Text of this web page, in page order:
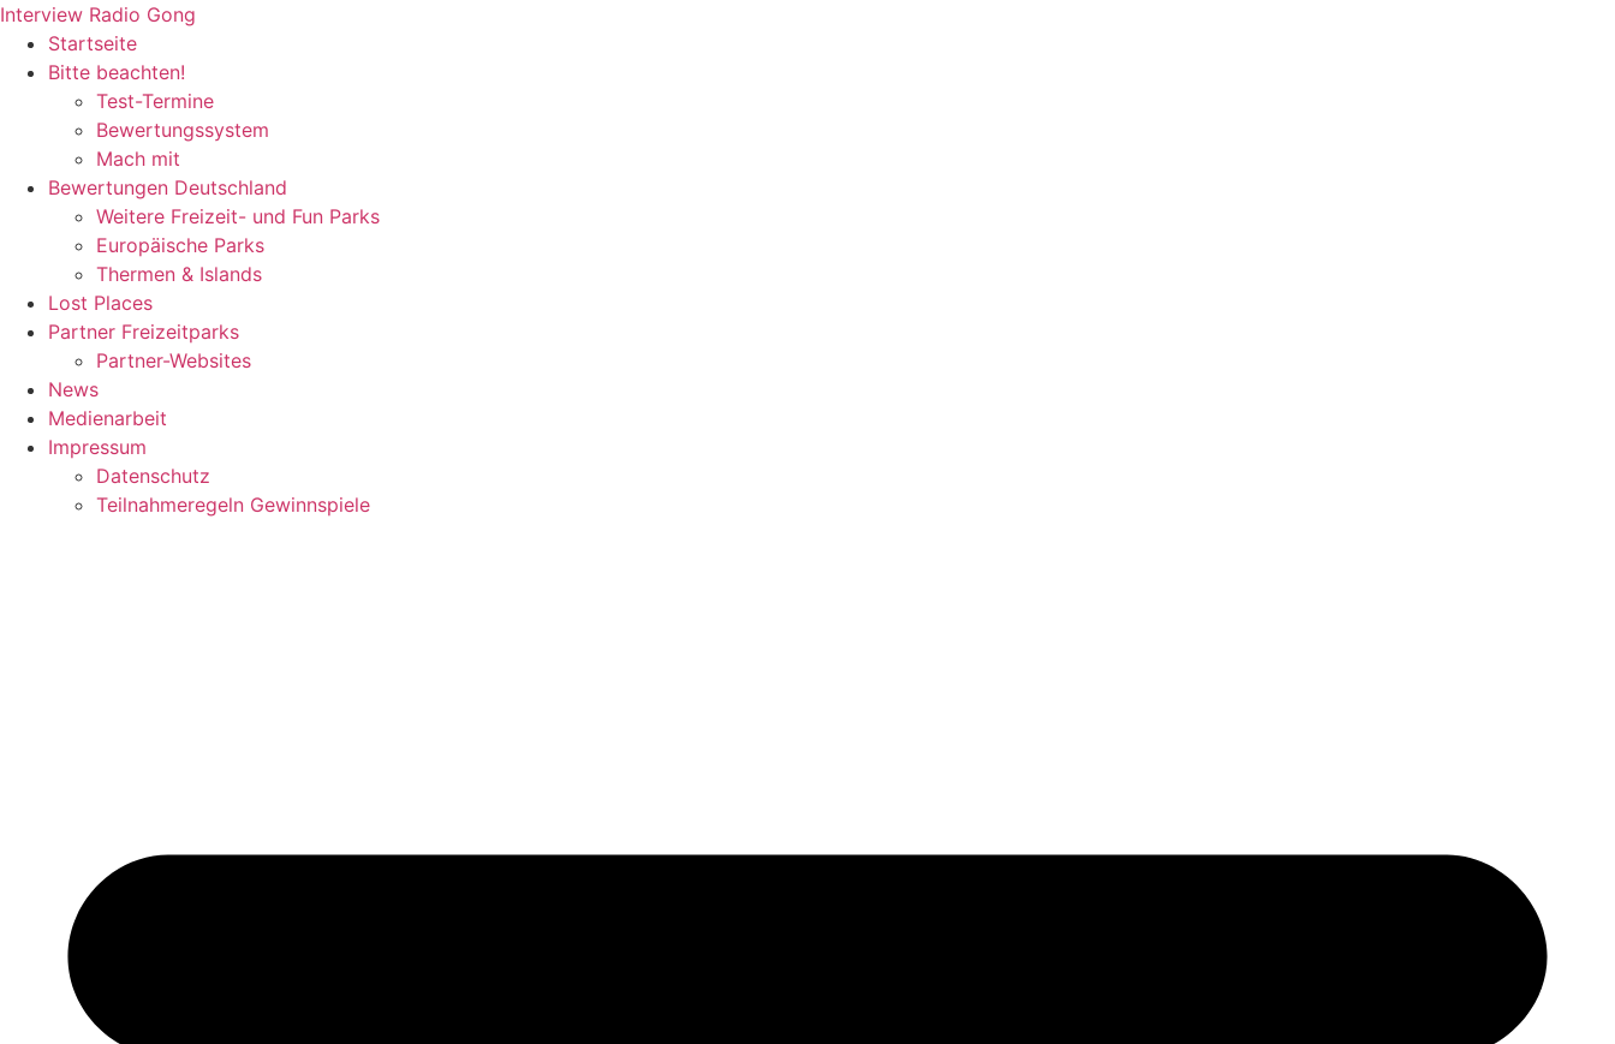
Zum
Inhalt
wechseln
Interview Radio Gong
Startseite
Bitte beachten!
Test-Termine
Bewertungssystem
Mach mit
Bewertungen Deutschland
Weitere Freizeit- und Fun Parks
Europäische Parks
Thermen & Islands
Lost Places
Partner Freizeitparks
Partner-Websites
News
Medienarbeit
Impressum
Datenschutz
Teilnahmeregeln Gewinnspiele